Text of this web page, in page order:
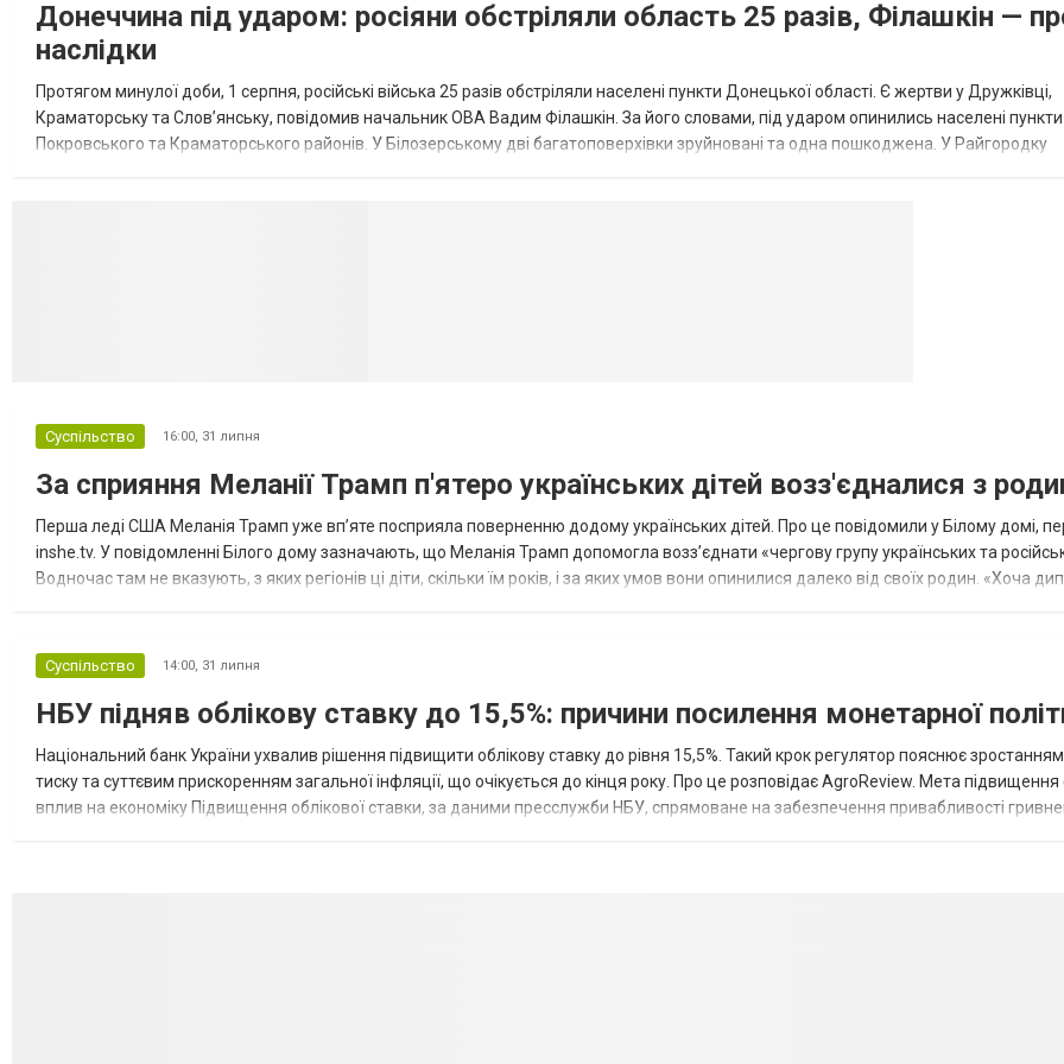
Донеччина під ударом: росіяни обстріляли область 25 разів, Філашкін —
наслідки
Протягом минулої доби, 1 серпня, російські війська 25 разів обстріляли населені пункти Донецької області. Є жертви у Дружківці,
Краматорську та Слов’янську, повідомив начальник ОВА Вадим Філашкін. За його словами, під ударом опинились населені пункти
Покровського та Краматорського районів. У Білозерському дві багатоповерхівки зруйновані та одна пошкоджена. У Райгородку
Суспільство 16:00, 31 липня
За сприяння Меланії Трамп п'ятеро українських дітей возз'єдналися з
Перша леді США Меланія Трамп уже впʼяте посприяла поверненню додому українських дітей. Про це повідомили у Білому домі,
inshe.tv. У повідомленні Білого дому зазначають, що Меланія Трамп допомогла возз’єднати «чергову групу українських та
Водночас там не вказують, з яких регіонів ці діти, скільки їм років, і за яких умов вони опинилися далеко від своїх родин. «Хоча
Суспільство 14:00, 31 липня
НБУ підняв облікову ставку до 15,5%: причини посилення монетарної
Національний банк України ухвалив рішення підвищити облікову ставку до рівня 15,5%. Такий крок регулятор пояснює
тиску та суттєвим прискоренням загальної інфляції, що очікується до кінця року. Про це розповідає AgroReview. Мета підвищення
вплив на економіку Підвищення облікової ставки, за даними пресслужби НБУ, спрямоване на забезпечення привабливості